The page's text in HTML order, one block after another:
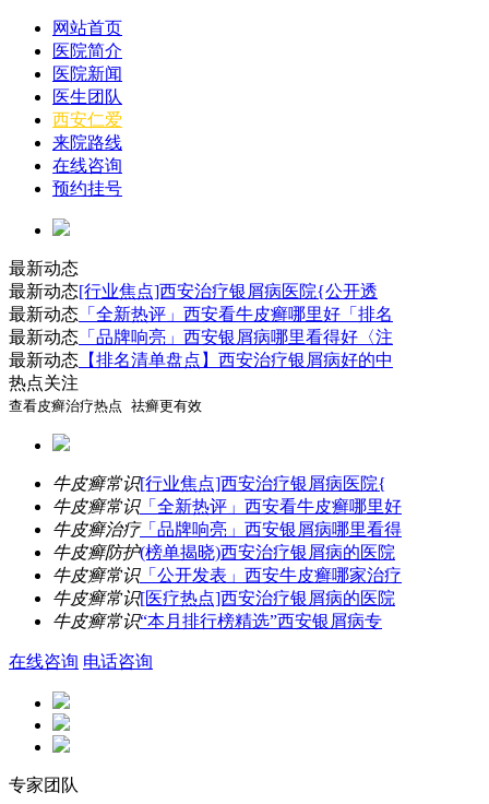
网站首页
医院简介
医院新闻
医生团队
西安仁爱
来院路线
在线咨询
预约挂号
最新动态
最新动态[行业焦点]西安治疗银屑病医院{公开透
最新动态 「全新热评」西安看牛皮癣哪里好「排名
最新动态 「品牌响亮」西安银屑病哪里看得好〈注
最新动态 【排名清单盘点】西安治疗银屑病好的中
热点关注
查看皮癣治疗热点 祛癣更有效
牛皮癣常识[行业焦点]西安治疗银屑病医院{
牛皮癣常识「全新热评」西安看牛皮癣哪里好
牛皮癣治疗「品牌响亮」西安银屑病哪里看得
牛皮癣防护(榜单揭晓)西安治疗银屑病的医院
牛皮癣常识「公开发表」西安牛皮癣哪家治疗
牛皮癣常识[医疗热点]西安治疗银屑病的医院
牛皮癣常识“本月排行榜精选”西安银屑病专
在线咨询 电话咨询
专家团队